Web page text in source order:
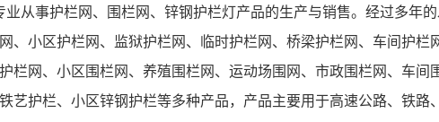
从事护栏网、围栏网、锌钢护栏灯产品的生产与销售。经过多年
、小区护栏网、监狱护栏网、临时护栏网、桥梁护栏网、车间护栏
栏网、小区围栏网、养殖围栏网、运动场围网、市政围栏网、车间
艺护栏、小区锌钢护栏等多种产品，产品主要用于高速公路、铁路